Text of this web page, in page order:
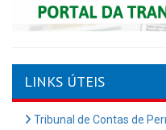
LINKS ÚTEIS
Tribunal de Contas de